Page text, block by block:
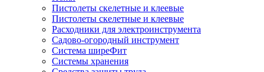
Пистолеты скелетные и клеевые
Пистолеты скелетные и клеевые
Расходники для электроинструмента
Садово-огородный инструмент
Система ширеФит
Системы хранения